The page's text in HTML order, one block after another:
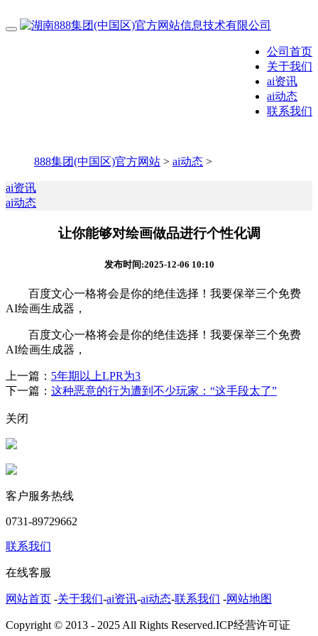
公司首页
关于我们
ai资讯
ai动态
联系我们
888集团(中国区)官方网站 > ai动态 >
ai资讯
ai动态
让你能够对绘画做品进行个性化调
发布时间:2025-12-06 10:10
百度文心一格将会是你的绝佳选择！我要保举三个免费
AI绘画生成器，
百度文心一格将会是你的绝佳选择！我要保举三个免费
AI绘画生成器，
上一篇： 5年期以上LPR为3
下一篇： 这种恶意的行为遭到不少玩家：“这手段太了”
关闭
客户服务热线
0731-89729662
联系我们
在线客服
网站首页 -关于我们-ai资讯-ai动态-联系我们 -网站地图
Copyright © 2013 - 2025 All Rights Reserved.ICP经营许可证